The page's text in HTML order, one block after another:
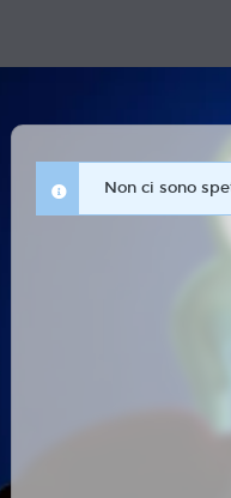
Non ci sono